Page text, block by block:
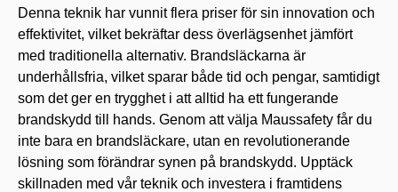
Denna teknik har vunnit flera priser för sin innovation och
effektivitet, vilket bekräftar dess överlägsenhet jämfört
med traditionella alternativ. Brandsläckarna är
underhållsfria, vilket sparar både tid och pengar, samtidigt
som det ger en trygghet i att alltid ha ett fungerande
brandskydd till hands. Genom att välja Maussafety får du
inte bara en brandsläckare, utan en revolutionerande
lösning som förändrar synen på brandskydd. Upptäck
skillnaden med vår teknik och investera i framtidens